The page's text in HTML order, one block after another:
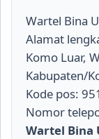
Wartel Bina
Alamat
Komo Luar,
Kabupaten/
Kode pos:
Nomor
Wartel Bina